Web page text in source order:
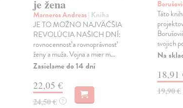
je žena
Marneros Andreas| Kniha
JE TO MOŽNO NAJVÄČŠIA
REVOLÚCIA NAŠICH DNÍ:
rovnocennosť a rovnoprávnosť
ženy a muža. Vojna a mier m...
Zasielame do 14 dní
22,05 €
24,50 € ?
Táto
svojich
Na
18,91
19,90 €